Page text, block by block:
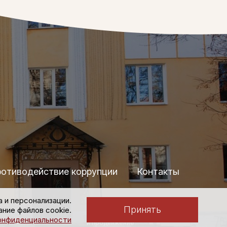
персонализации.
файлов cookie.
Принять
коррупции Контакты
Создание сайта
и продвижение